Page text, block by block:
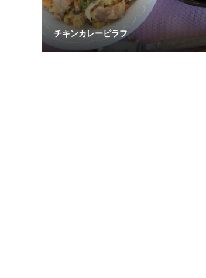
チキンカレーピラフ